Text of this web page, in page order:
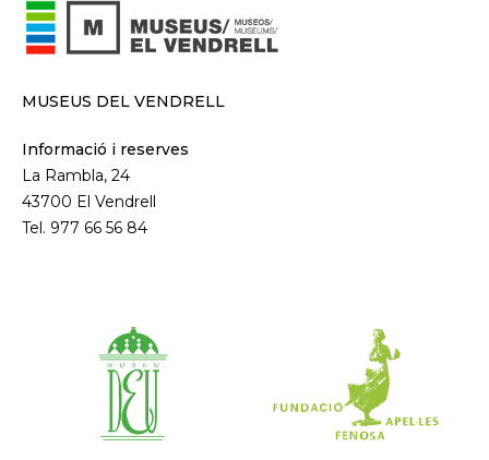
MUSEUS DEL VENDRELL
Informació i reserves
La Rambla, 24
43700 El Vendrell
Tel. 977 66 56 84